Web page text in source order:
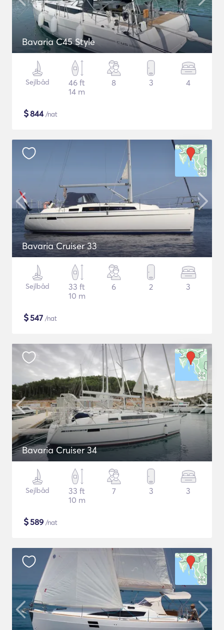
Bavaria C45 Style
Sejlbåd
46 ft
14 m
8 3 4
$844/nat
Bavaria Cruiser 33
Sejlbåd
33 ft
10 m
6 2 3
$547 /nat
Bavaria Cruiser 34
Sejlbåd
33 ft
10 m
7 3 3
$589 /nat